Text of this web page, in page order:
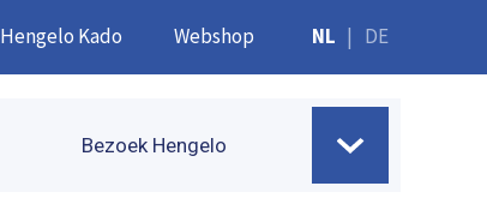
Hengelo Kado Webshop NL | DE
Bezoek Hengelo